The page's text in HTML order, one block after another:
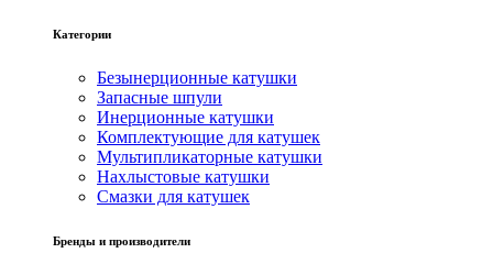
Категории
Безынерционные катушки
Запасные шпули
Инерционные катушки
Комплектующие для катушек
Мультипликаторные катушки
Нахлыстовые катушки
Смазки для катушек
Бренды и производители